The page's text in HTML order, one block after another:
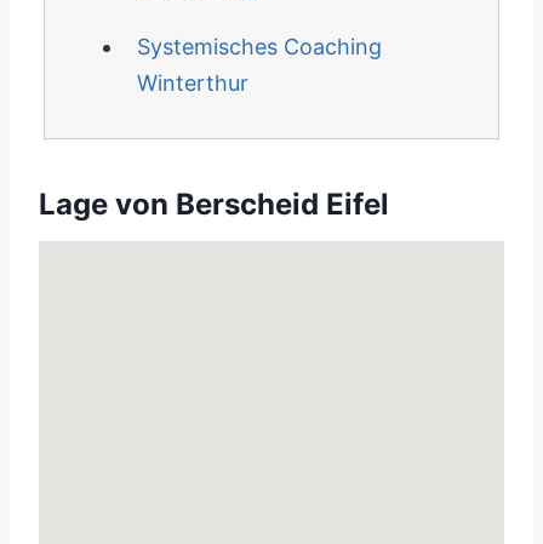
Systemisches Coaching
Winterthur
Lage von Berscheid Eifel